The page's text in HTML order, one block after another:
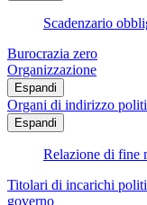
Scadenzario
Burocrazia zero
Organizzazione
Espandi
Organi di indirizzo
Espandi
Relazione di fine
Titolari di incarichi
governo